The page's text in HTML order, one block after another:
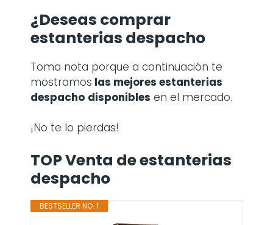
¿Deseas comprar
estanterias despacho
Toma nota porque a continuación te
mostramos las mejores estanterias
despacho disponibles en el mercado.
¡No te lo pierdas!
TOP Venta de estanterias
despacho
BESTSELLER NO. 1